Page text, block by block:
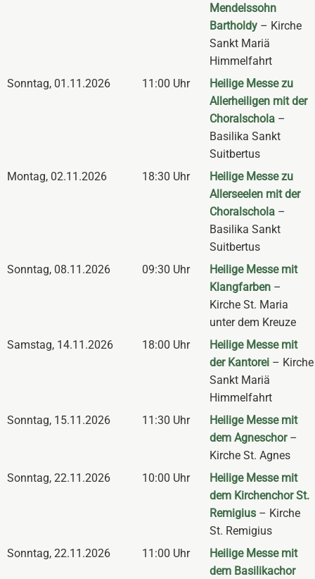
Mendelssohn
Bartholdy – Kirche
Sankt Mariä
Himmelfahrt
Sonntag, 01.11.2026 11:00 Uhr
Heilige Messe zu
Allerheiligen mit der
Choralschola –
Basilika Sankt
Suitbertus
Montag, 02.11.2026 18:30 Uhr
Heilige Messe zu
Allerseelen mit der
Choralschola –
Basilika Sankt
Suitbertus
Sonntag, 08.11.2026 09:30 Uhr
Heilige Messe mit
Klangfarben –
Kirche St. Maria
unter dem Kreuze
Samstag, 14.11.2026 18:00 Uhr
Heilige Messe mit
der Kantorei – Kirche
Sankt Mariä
Himmelfahrt
Sonntag, 15.11.2026 11:30 Uhr
Heilige Messe mit
dem Agneschor–
Kirche St. Agnes
Sonntag, 22.11.2026 10:00 Uhr
Heilige Messe mit
dem Kirchenchor St.
Remigius – Kirche
St. Remigius
Sonntag, 22.11.2026 11:00 Uhr
Heilige Messe mit
dem Basilikachor